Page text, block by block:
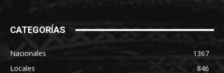
CATEGORÍAS
Nacionales
1367
Locales
846